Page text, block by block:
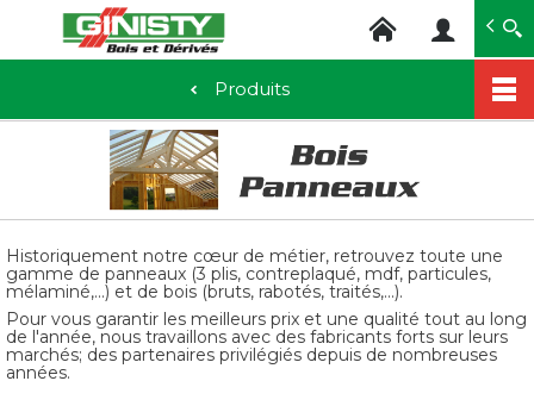
Produits
Historiquement notre cœur de métier, retrouvez toute une
gamme de panneaux (3 plis, contreplaqué, mdf, particules,
mélaminé,...) et de bois (bruts, rabotés, traités,...).
Pour vous garantir les meilleurs prix et une qualité tout au long
de l'année, nous travaillons avec des fabricants forts sur leurs
marchés; des partenaires privilégiés depuis de nombreuses
années.